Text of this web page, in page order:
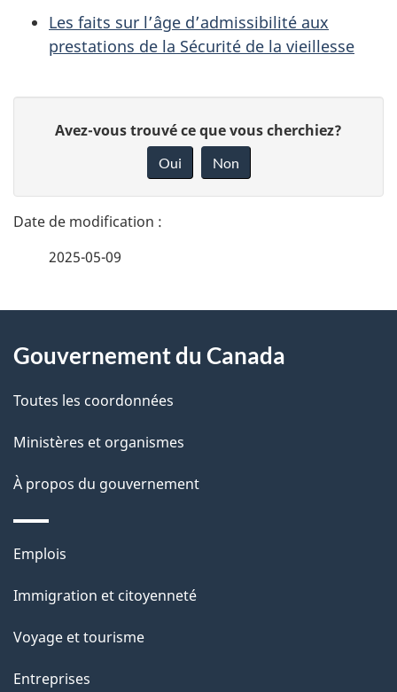
Les faits sur l’âge d’admissibilité aux
prestations de la Sécurité de la vieillesse
t
a
l
s
l
a
p
g
e
n
o
t
e
r
é
t
r
a
c
i
o
Avez-vous trouvé ce que vous cherchiez?
Oui Non
2025-05-09
propos
de
ce
site
Gouvernement du Canada
Toutes les coordonnées
Ministères et organismes
À propos du gouvernement
Thèmes
sujets
Emplois
Immigration et citoyenneté
Voyage et tourisme
Entreprises